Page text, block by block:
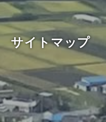
サイトマップ